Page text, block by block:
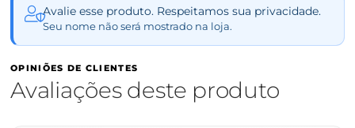
Avalie esse produto. Respeitamos sua privacidade.
Seu nome não será mostrado na loja.
OPINIÕES DE CLIENTES
Avaliações deste produto